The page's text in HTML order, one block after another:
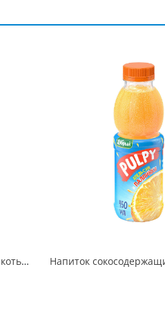
Нектар Добрый Апельсин с мякотью 2 л